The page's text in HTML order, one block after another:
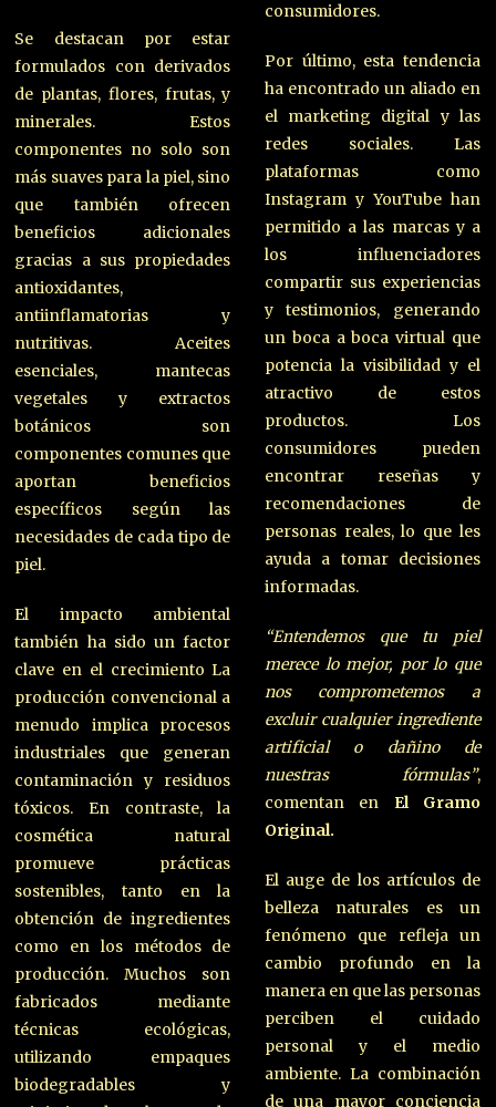
Se destacan por estar
formulados con derivados
de plantas, flores, frutas, y
minerales. Estos
componentes no solo son
más suaves para la piel, sino
que también ofrecen
beneficios adicionales
gracias a sus propiedades
antioxidantes,
antiinflamatorias y
nutritivas. Aceites
esenciales, mantecas
vegetales y extractos
botánicos son
componentes comunes que
aportan beneficios
específicos según las
necesidades de cada tipo de
piel.
El impacto ambiental
también ha sido un factor
clave en el crecimiento La
producción convencional a
menudo implica procesos
industriales que generan
contaminación y residuos
tóxicos. En contraste, la
cosmética natural
promueve prácticas
sostenibles, tanto en la
obtención de ingredientes
como en los métodos de
producción. Muchos son
fabricados mediante
técnicas ecológicas,
utilizando empaques
biodegradables y
consumidores.
Por último, esta tendencia
ha encontrado un aliado en
el marketing digital y las
redes sociales. Las
plataformas como
Instagram y YouTube han
permitido a las marcas y a
los influenciadores
compartir sus experiencias
y testimonios, generando
un boca a boca virtual que
potencia la visibilidad y el
atractivo de estos
productos. Los
consumidores pueden
encontrar reseñas y
recomendaciones de
personas reales, lo que les
ayuda a tomar decisiones
informadas.
“Entendemos que tu piel
merece lo mejor, por lo que
nos comprometemos a
excluir cualquier ingrediente
artificial o dañino de
nuestras fórmulas”,
comentan en El Gramo
Original.
El auge de los artículos de
belleza naturales es un
fenómeno que refleja un
cambio profundo en la
manera en que las personas
perciben el cuidado
personal y el medio
ambiente. La combinación
de una mayor conciencia